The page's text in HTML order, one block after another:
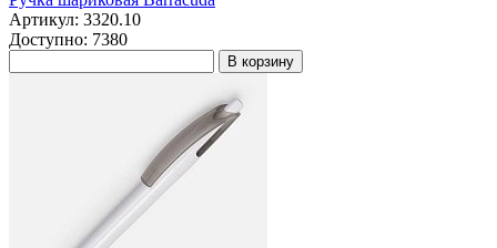
Артикул: 3320.10
Доступно: 7380
В корзину